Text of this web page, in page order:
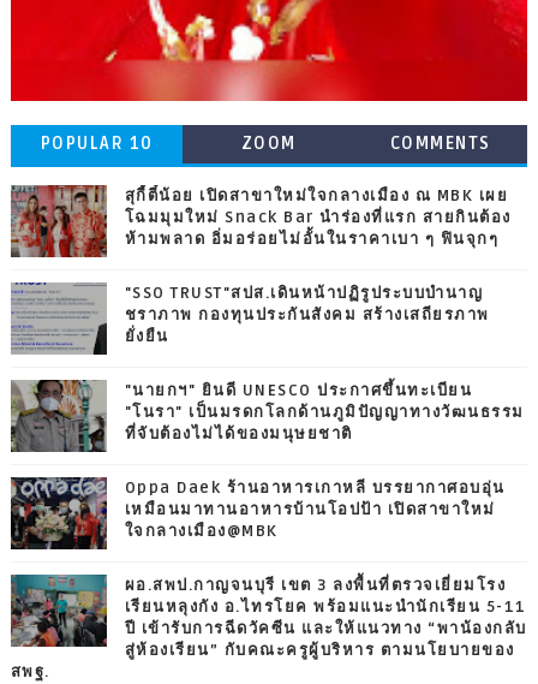
POPULAR 10 ZOOM COMMENTS
สุกี้ตี๋น้อย เปิดสาขาใหม่ใจกลางเมือง ณ MBK เผย
โฉมมุมใหม่ Snack Bar นำร่องที่แรก สายกินต้อง
ห้ามพลาด อิ่มอร่อยไม่อั้นในราคาเบา ๆ ฟินจุกๆ
"SSO TRUST"สปส.เดินหน้าปฏิรูประบบบำนาญ
ชราภาพ กองทุนประกันสังคม สร้างเสถียรภาพ
ยั่งยืน
"นายกฯ" ยินดี UNESCO ประกาศขึ้นทะเบียน
"โนรา" เป็นมรดกโลกด้านภูมิปัญญาทางวัฒนธรรม
ที่จับต้องไม่ได้ของมนุษยชาติ
Oppa Daek ร้านอาหารเกาหลี บรรยากาศอบอุ่น
เหมือนมาทานอาหารบ้านโอปป้า เปิดสาขาใหม่
ใจกลางเมือง@MBK
ผอ.สพป.กาญจนบุรี เขต 3 ลงพื้นที่ตรวจเยี่ยมโรง
เรียนหลุงกัง อ.ไทรโยค พร้อมแนะนำนักเรียน 5-11
ปี เข้ารับการฉีดวัคซีน และให้แนวทาง “พาน้องกลับ
สู่ห้องเรียน” กับคณะครูผู้บริหาร ตามนโยบายของ
สพฐ.